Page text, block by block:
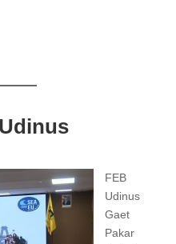
FEB
Udinus
Gaet
Pakar